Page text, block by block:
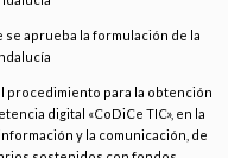
aprueba la formulación de la
procedimiento para la obtención
digital «CoDiCe TIC», en la
y la comunicación, de